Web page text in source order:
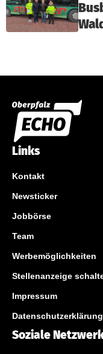
Links
Kontakt
Newsticker
Jobbörse
Team
Werbemöglichkeiten
Stellenanzeige
Impressum
Datenschutzerklärung
Soziale